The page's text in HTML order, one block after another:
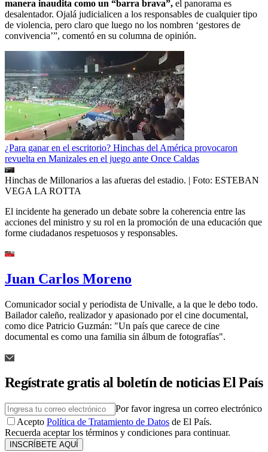
manera inaudita como un “barra brava”, el panorama es
desalentador. Ojalá judicialicen a los responsables de cualquier tipo
de violencia, pero claro que luego no los nombren ‘gestores de
convivencia’”, comentó en su columna de opinión.
¿Para ganar en el escritorio? Hinchas del América provocaron
revuelta en Manizales en el juego ante Once Caldas
Hinchas de Millonarios a las afueras del estadio. | Foto: ESTEBAN
VEGA LA ROTTA
El incidente ha generado un debate sobre la coherencia entre las
acciones del ministro y su rol en la promoción de una educación que
forme ciudadanos respetuosos y responsables.
Juan Carlos Moreno
Comunicador social y periodista de Univalle, a la que le debo todo.
Bailador caleño, realizador y apasionado por el cine documental,
como dice Patricio Guzmán: "Un país que carece de cine
documental es como una familia sin álbum de fotografías".
Regístrate gratis al boletín de noticias El País
Por favor ingresa un correo electrónico
Acepto Política de Tratamiento de Datos de El País.
Recuerda aceptar los términos y condiciones para continuar.
INSCRÍBETE AQUÍ